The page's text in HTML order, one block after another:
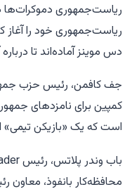
ریاست‌جمهوری دموکرات‌ها
ریاست‌جمهوری خود را آغاز
دس موینز آماده‌اند تا
جف کافمن، رئیس حزب
کمپین برای نامزدهای
است که یک «بازیکن
محافظه‌کار بانفوذ، معاون